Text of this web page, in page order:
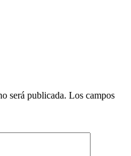
será publicada. Los campos